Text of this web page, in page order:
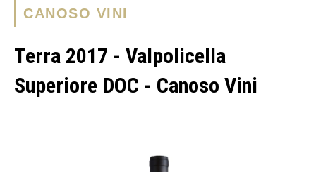
CANOSO VINI
Terra 2017 - Valpolicella
Superiore DOC - Canoso Vini